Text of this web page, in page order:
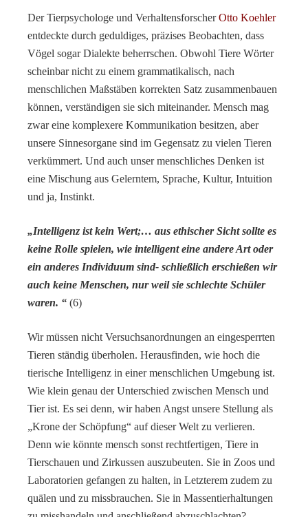
Der Tierpsychologe und VerhaltensforscherOtto Koehler
entdeckte durch geduldiges, präzises Beobachten, dass
Vögel sogar Dialekte beherrschen. Obwohl Tiere Wörter
scheinbar nicht zu einem grammatikalisch, nach
menschlichen Maßstäben korrekten Satz zusammenbauen
können, verständigen sie sich miteinander. Mensch mag
zwar eine komplexere Kommunikation besitzen, aber
unsere Sinnesorgane sind im Gegensatz zu vielen Tieren
verkümmert. Und auch unser menschliches Denken ist
eine Mischung aus Gelerntem, Sprache, Kultur, Intuition
und ja, Instinkt.
„Intelligenz ist kein Wert;… aus ethischer Sicht sollte es
keine Rolle spielen, wie intelligent eine andere Art oder
ein anderes Individuum sind- schließlich erschießen wir
auch keine Menschen, nur weil sie schlechte Schüler
waren. “ (6)
Wir müssen nicht Versuchsanordnungen an eingesperrten
Tieren ständig überholen. Herausfinden, wie hoch die
tierische Intelligenz in einer menschlichen Umgebung ist.
Wie klein genau der Unterschied zwischen Mensch und
Tier ist. Es sei denn, wir haben Angst unsere Stellung als
„Krone der Schöpfung“ auf dieser Welt zu verlieren.
Denn wie könnte mensch sonst rechtfertigen, Tiere in
Tierschauen und Zirkussen auszubeuten. Sie in Zoos und
Laboratorien gefangen zu halten, in Letzterem zudem zu
quälen und zu missbrauchen. Sie in Massentierhaltungen